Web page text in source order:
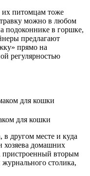
их питомцам тоже
травку можно в любом
подоконнике в горшке,
предлагают
прямо на
регулярностью
для кошки
в другом месте и куда
хозяева домашних
вторым
столика,